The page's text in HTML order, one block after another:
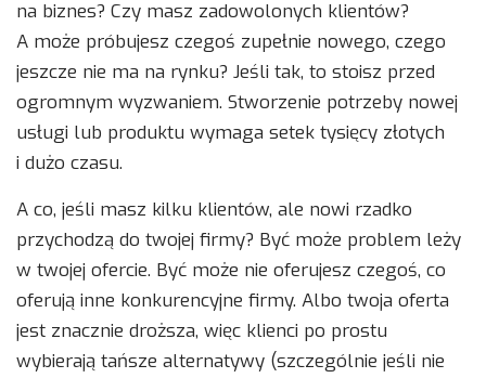
na biznes? Czy masz zadowolonych klientów?
A może próbujesz czegoś zupełnie nowego, czego
jeszcze nie ma na rynku? Jeśli tak, to stoisz przed
ogromnym wyzwaniem. Stworzenie potrzeby nowej
usługi lub produktu wymaga setek tysięcy złotych
i dużo czasu.
A co, jeśli masz kilku klientów, ale nowi rzadko
przychodzą do twojej firmy? Być może problem leży
w twojej ofercie. Być może nie oferujesz czegoś, co
oferują inne konkurencyjne firmy. Albo twoja oferta
jest znacznie droższa, więc klienci po prostu
wybierają tańsze alternatywy (szczególnie jeśli nie